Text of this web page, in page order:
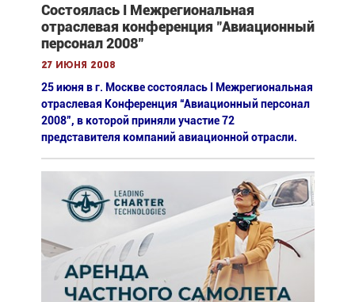
Состоялась I Межрегиональная
отраслевая конференция "Авиационный
персонал 2008"
27 июня 2008
25 июня в г. Москве состоялась I Межрегиональная
отраслевая Конференция “Авиационный персонал
2008”, в которой приняли участие 72
представителя компаний авиационной отрасли.